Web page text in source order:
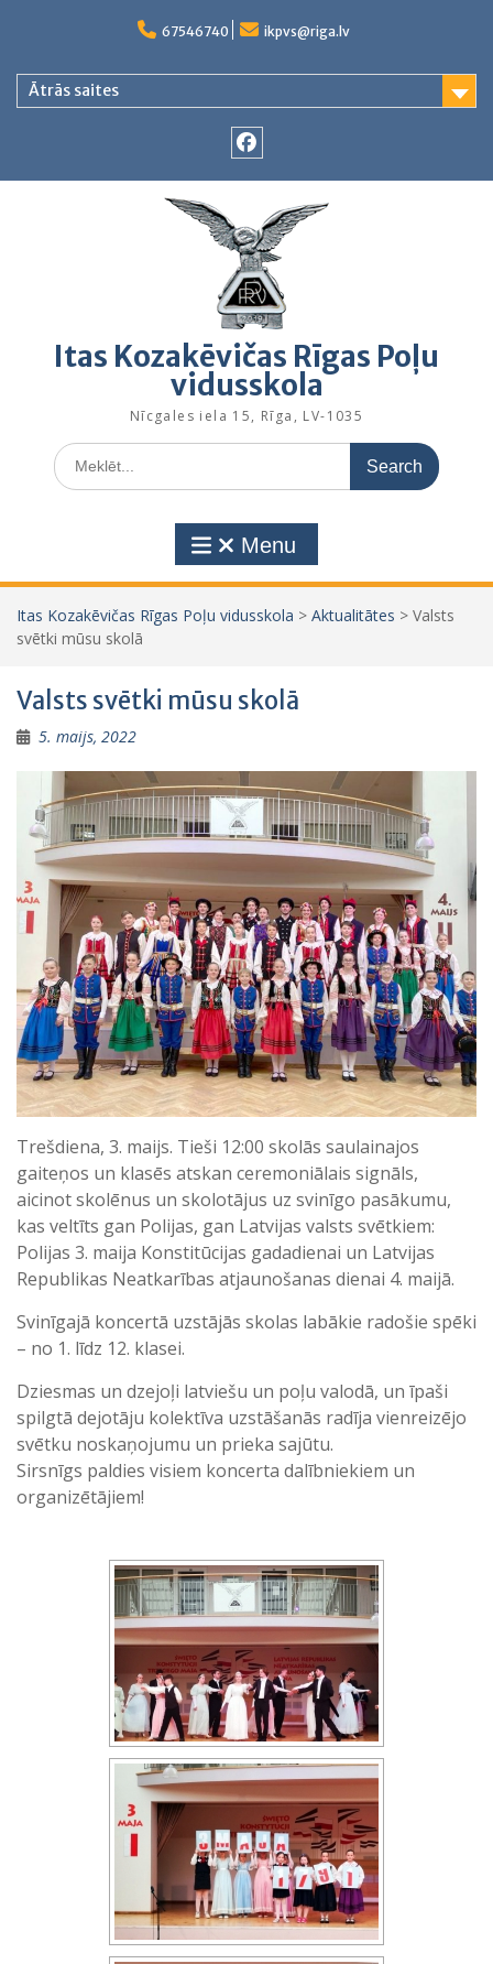
67546740 ikpvs@riga.lv
Ātrās saites
Itas Kozakēvičas Rīgas Poļu
vidusskola
Nīcgales iela 15, Rīga, LV-1035
Search
for:
Menu
Itas Kozakēvičas Rīgas Poļu vidusskola > Aktualitātes > Valsts
svētki mūsu skolā
Valsts svētki mūsu skolā
5. maijs, 2022
Trešdiena, 3. maijs. Tieši 12:00 skolās saulainajos
gaiteņos un klasēs atskan ceremoniālais signāls,
aicinot skolēnus un skolotājus uz svinīgo pasākumu,
kas veltīts gan Polijas, gan Latvijas valsts svētkiem:
Polijas 3. maija Konstitūcijas gadadienai un Latvijas
Republikas Neatkarības atjaunošanas dienai 4. maijā.
Svinīgajā koncertā uzstājās skolas labākie radošie spēki
– no 1. līdz 12. klasei.
Dziesmas un dzejoļi latviešu un poļu valodā, un īpaši
spilgtā dejotāju kolektīva uzstāšanās radīja vienreizējo
svētku noskaņojumu un prieka sajūtu.
Sirsnīgs paldies visiem koncerta dalībniekiem un
organizētājiem!